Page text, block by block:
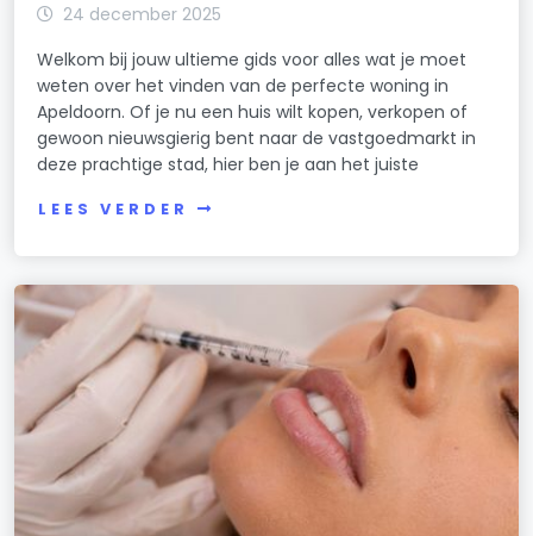
24 december 2025
Welkom bij jouw ultieme gids voor alles wat je moet
weten over het vinden van de perfecte woning in
Apeldoorn. Of je nu een huis wilt kopen, verkopen of
gewoon nieuwsgierig bent naar de vastgoedmarkt in
deze prachtige stad, hier ben je aan het juiste
LEES VERDER